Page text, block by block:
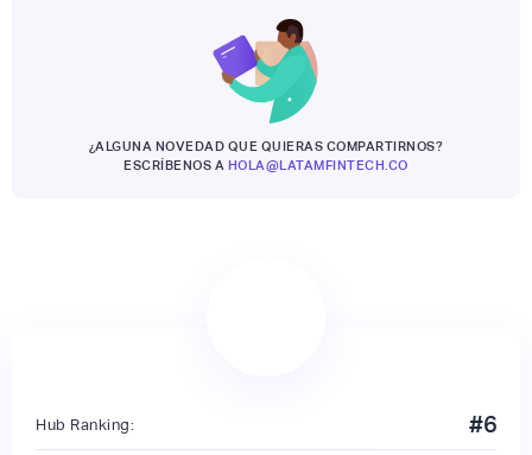
¿ALGUNA NOVEDAD QUE QUIERAS COMPARTIRNOS?
ESCRÍBENOS A HOLA@LATAMFINTECH.CO
Hub Ranking: #6